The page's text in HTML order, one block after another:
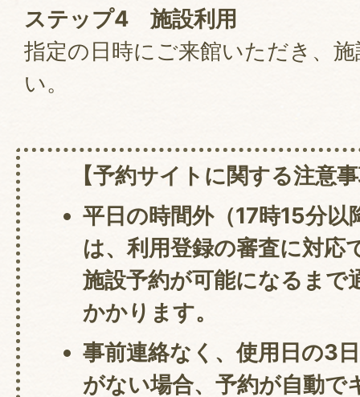
ステップ4 施設利用
指定の日時にご来館いただき、
い。
【予約サイトに関する注意事
平日の時間外（17時15分以
は、利用登録の審査に対応
施設予約が可能になるまで
かかります。
事前連絡なく、使用日の3
がない場合、予約が自動で